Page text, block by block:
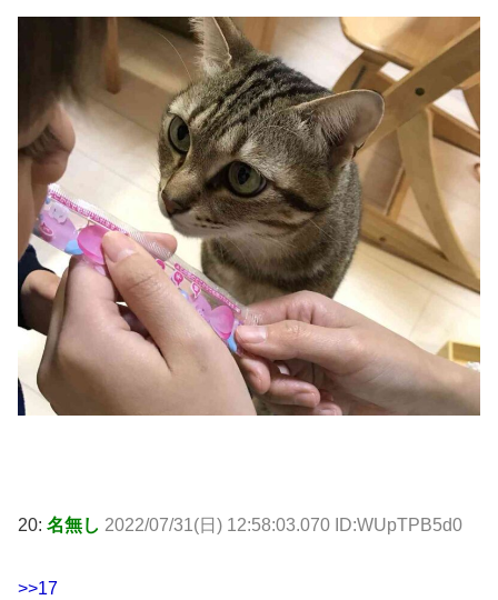
20: 名無し 2022/07/31(日) 12:58:03.070 ID:WUpTPB5d0
>>17